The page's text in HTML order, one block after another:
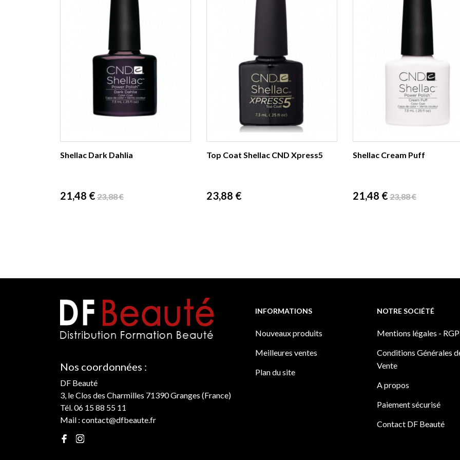
Shellac Dark Dahlia
Prix
21,48 €Prix
23,88 €
Top Coat Shellac CND Xpress5
Prix
23,88 €
Shellac Cream Puff
Prix
21,48 €Prix
23,88 €
Nos coordonnées :
DF Beauté
3, le Clos des Charmilles 71390 Granges (France)
Tél. 06 15 88 55 11
Mail : contact@dfbeaute.fr
INFORMATIONS
Nouveaux produits
Meilleures ventes
Plan du site
NOTRE SOCIÉTÉ
Mentions légales -
Conditions Générales
Vente
A propos
Paiement sécurisé
Contact DF Beauté